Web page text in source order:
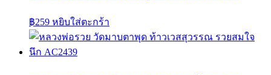
฿259 หยิบใส่ตะกร้า